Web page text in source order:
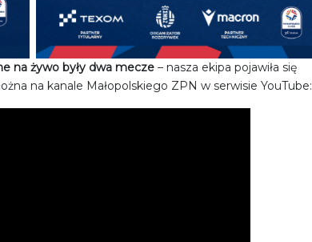
na żywo były dwa mecze – nasza ekipa pojawiła się
na kanale Małopolskiego ZPN w serwisie YouTube: